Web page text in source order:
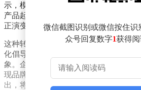
示，模仿黄仁勋、马斯克标志性穿搭
产品起售价普遍超过140美元，曾专属
正演变为具有辨识度的流行符号。
这种转变标志着硅谷企业文化的迭代升
化倡导的低调务实，当代科技公司高管
象。企业通过将CEO的穿搭风格、形
现品牌认同感与创始人IP的深度绑定。
出，将高管形象直接印在商品上的策
微信截图识别或微信按住识
众号回复数字1获得